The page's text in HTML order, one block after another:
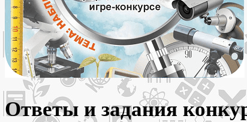
Ответы и задания